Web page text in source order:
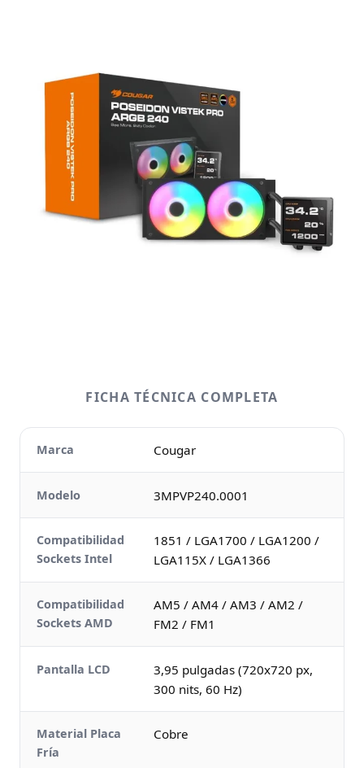
FICHA TÉCNICA COMPLETA
Marca Cougar
Modelo 3MPVP240.0001
Compatibilidad
Sockets Intel
1851 / LGA1700 / LGA1200 /
LGA115X / LGA1366
Compatibilidad
Sockets AMD
AM5 / AM4 / AM3 / AM2 /
FM2 / FM1
Pantalla LCD
3,95 pulgadas (720x720 px,
300 nits, 60 Hz)
Material Placa
Fría
Cobre